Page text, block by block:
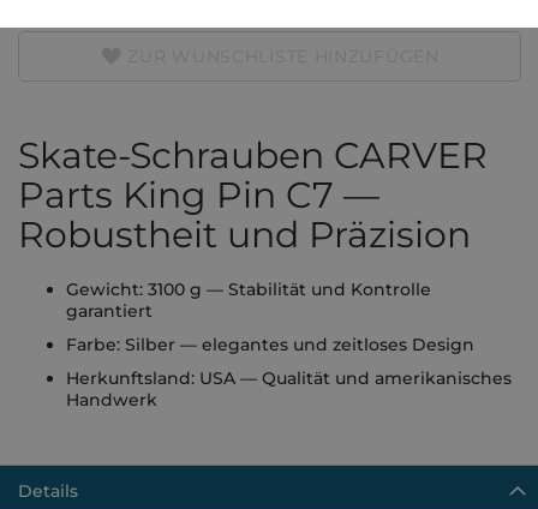
Skate-Schrauben CARVER
Parts King Pin C7 —
Robustheit und Präzision
Gewicht: 3100 g — Stabilität und Kontrolle
garantiert
Farbe: Silber — elegantes und zeitloses Design
Herkunftsland: USA — Qualität und amerikanisches
Handwerk
Details